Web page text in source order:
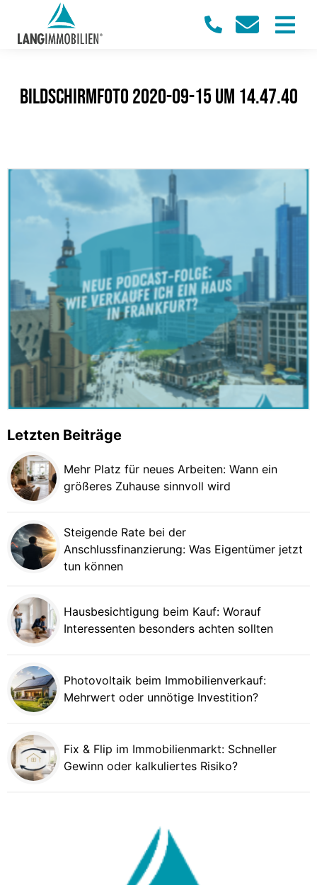
Bildschirmfoto 2020-09-15 um 14.47.40
Letzten Beiträge
Mehr Platz für neues Arbeiten: Wann ein
größeres Zuhause sinnvoll wird
Steigende Rate bei der
Anschlussfinanzierung: Was Eigentümer jetzt
tun können
Hausbesichtigung beim Kauf: Worauf
Interessenten besonders achten sollten
Photovoltaik beim Immobilienverkauf:
Mehrwert oder unnötige Investition?
Fix & Flip im Immobilienmarkt: Schneller
Gewinn oder kalkuliertes Risiko?